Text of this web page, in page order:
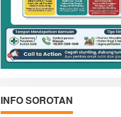
INFO SOROTAN